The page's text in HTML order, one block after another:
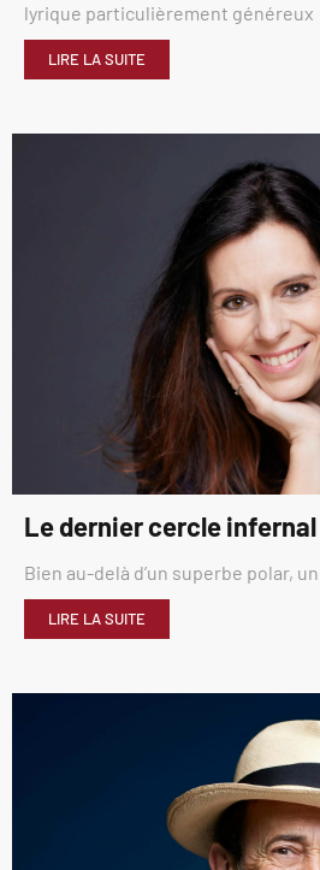
lyrique particulièrement généreux
LIRE LA SUITE
Le dernier cercle infernal
Bien au-delà d’un superbe polar,
LIRE LA SUITE